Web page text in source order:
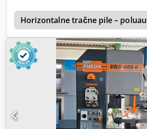
Horizontalne tračne pile –